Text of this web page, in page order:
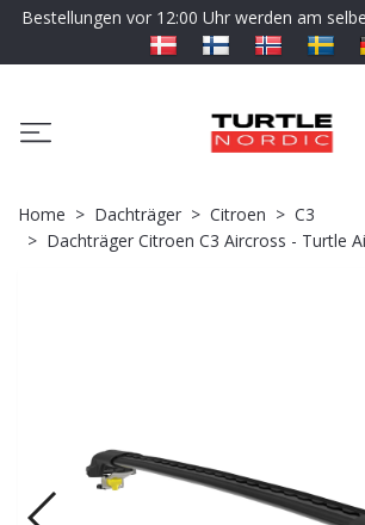
Bestellungen vor 12:00 Uhr werden am
Home Dachträger Citroen
C3
Dachträger Citroen C3 Aircross - Turtle